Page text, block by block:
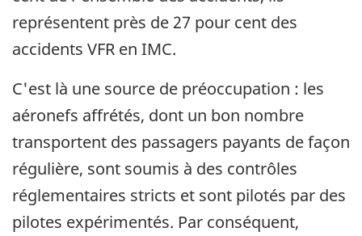
représentent près de 27 pour cent des
accidents VFR en IMC.
C'est là une source de préoccupation : les
aéronefs affrétés, dont un bon nombre
transportent des passagers payants de façon
régulière, sont soumis à des contrôles
réglementaires stricts et sont pilotés par des
pilotes expérimentés. Par conséquent,